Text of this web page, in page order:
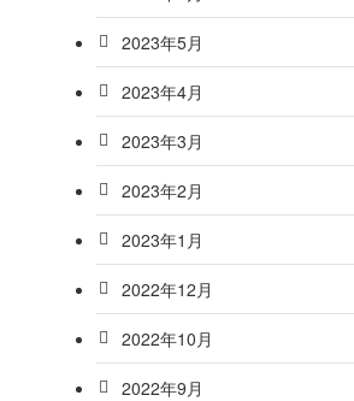
2023年5月
2023年4月
2023年3月
2023年2月
2023年1月
2022年12月
2022年10月
2022年9月